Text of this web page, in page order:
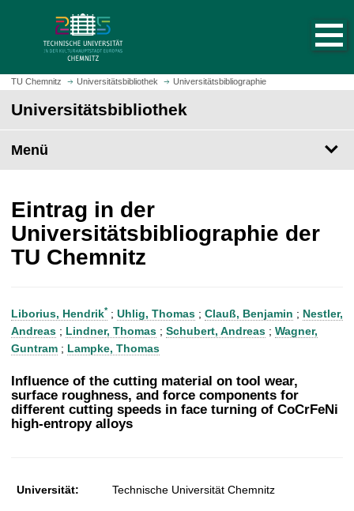
z
m
t
e
i
t
u
f
r
u
TU Chemnitz Universitätsbibliothek Universitätsbibliographie
Universitätsbibliothek
Menü
Eintrag in der
Universitätsbibliographie der
TU Chemnitz
Liborius, Hendrik* ; Uhlig, Thomas ; Clauß, Benjamin ; Nestler,
Andreas ; Lindner, Thomas ; Schubert, Andreas ; Wagner,
Guntram ; Lampke, Thomas
Influence of the cutting material on tool wear,
surface roughness, and force components for
different cutting speeds in face turning of CoCrFeNi
high-entropy alloys
Universität: Technische Universität Chemnitz